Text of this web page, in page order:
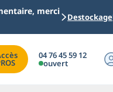
merci
Destockage
04 76 45 59 12
ouvert